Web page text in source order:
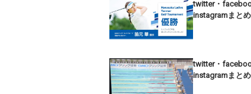
twitter・
instagramまと
twitter・
instagramまと